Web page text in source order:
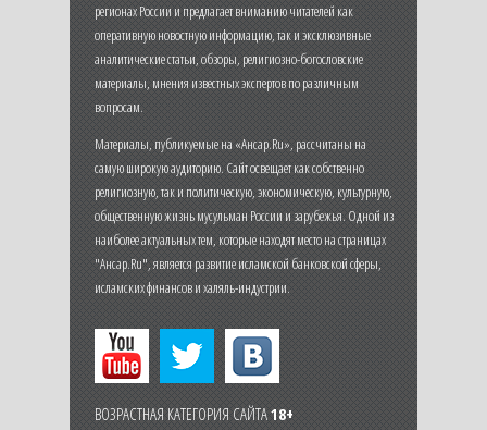
регионах России и предлагает вниманию читателей как
оперативную новостную информацию, так и эксклюзивные
аналитические статьи, обзоры, религиозно-богословские
материалы, мнения известных экспертов по различным
вопросам.
Материалы, публикуемые на «Ансар.Ru», рассчитаны на
самую широкую аудиторию. Сайт освещает как собственно
религиозную, так и политическую, экономическую, культурную,
общественную жизнь мусульман России и зарубежья. Одной из
наиболее актуальных тем, которые находят место на страницах
"Ансар.Ru", является развитие исламской банковской сферы,
исламских финансов и халяль-индустрии.
ВОЗРАСТНАЯ КАТЕГОРИЯ САЙТА18+